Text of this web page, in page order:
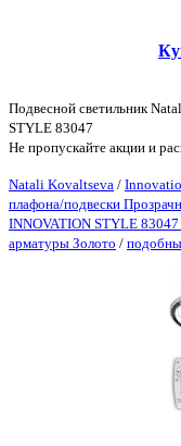
Подвесной светильник
STYLE 83047
Не пропускайте акции и
Natali Kovaltseva /
плафона/подвески
INNOVATION STYLE
арматуры Золото /